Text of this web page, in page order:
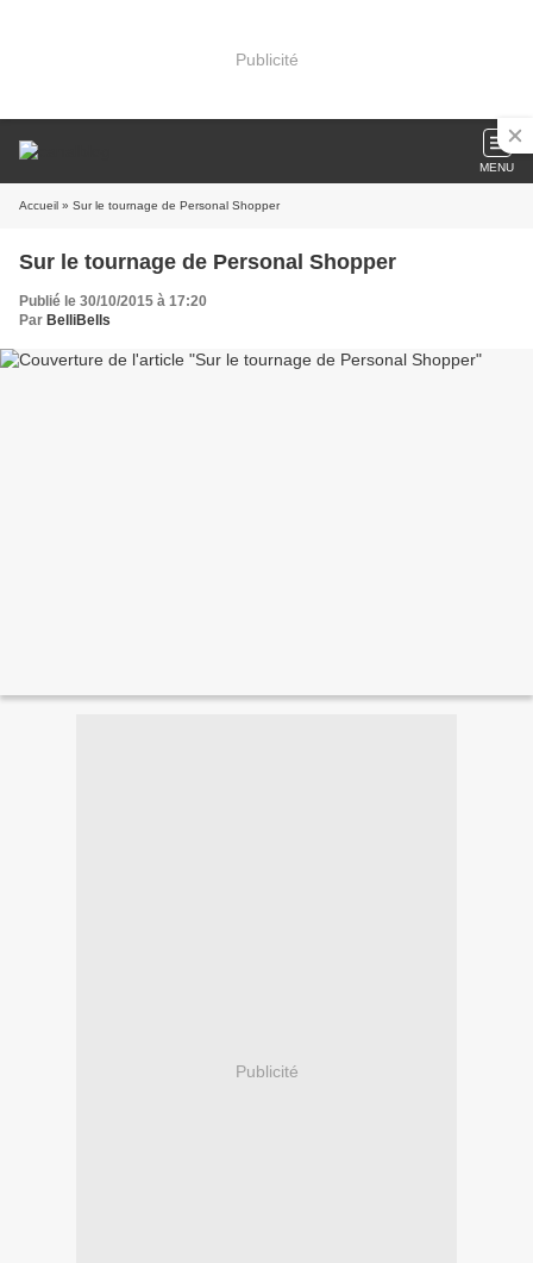
Publicité
MENU
Accueil » Sur le tournage de Personal Shopper
Sur le tournage de Personal Shopper
Publié le 30/10/2015 à 17:20
Par BelliBells
Publicité